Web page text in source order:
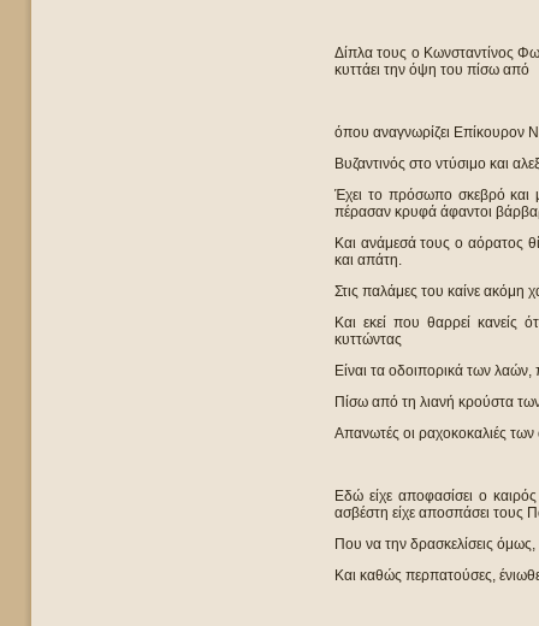
Δίπλα τους ο Κωνσταντίνος
κυττάει την όψη του πίσω από
όπου αναγνωρίζει Επίκουρον
Βυζαντινός στο ντύσιμο και
Έχει το πρόσωπο σκεβρό και
πέρασαν κρυφά άφαντοι
Και ανάμεσά τους ο αόρατος
και απάτη.
Στις παλάμες του καίνε
Και εκεί που θαρρεί κανείς
κυττώντας
Είναι τα οδοιπορικά των
Πίσω από τη λιανή κρούστα
Απανωτές οι ραχοκοκαλιές
Εδώ είχε αποφασίσει ο
ασβέστη είχε αποσπάσει τους
Που να την δρασκελίσεις
Και καθώς περπατούσες,